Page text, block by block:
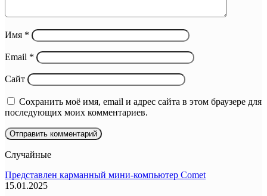
Имя *
Email *
Сайт
Сохранить моё имя, email и адрес сайта в этом браузере для
последующих моих комментариев.
Случайные
Представлен карманный мини-компьютер Comet
15.01.2025